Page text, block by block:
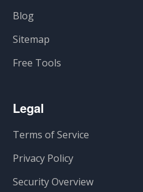
Blog
Sitemap
Free Tools
Legal
Terms of Service
Privacy Policy
Security Overview